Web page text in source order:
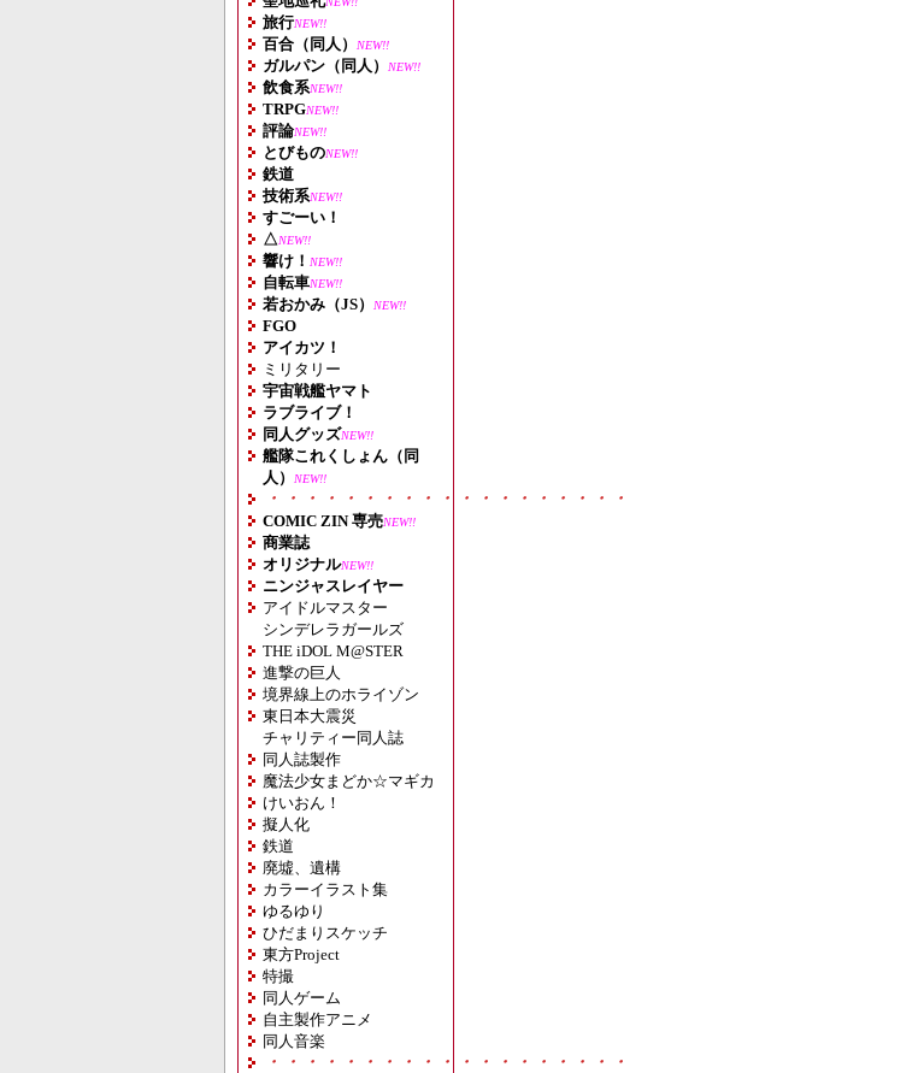
旅行NEW!!
百合（同人） NEW!!
ガルパン（同人） NEW!!
飲食系NEW!!
TRPGNEW!!
評論NEW!!
とびものNEW!!
鉄道
技術系NEW!!
すごーい！
△NEW!!
響け！ NEW!!
自転車NEW!!
若おかみ（JS） NEW!!
FGO
アイカツ！
ミリタリー
宇宙戦艦ヤマト
ラブライブ！
同人グッズNEW!!
艦隊これくしょん（同
人）
NEW!!
・・・・・・・・・・・・・・・・・・・
COMIC ZIN 専売NEW!!
商業誌
オリジナルNEW!!
ニンジャスレイヤー
アイドルマスター
シンデレラガールズ
THE iDOL M@STER
進撃の巨人
境界線上のホライゾン
東日本大震災
チャリティー同人誌
同人誌製作
魔法少女まどか☆マギカ
けいおん！
擬人化
鉄道
廃墟、遺構
カラーイラスト集
ゆるゆり
ひだまりスケッチ
東方Project
特撮
同人ゲーム
自主製作アニメ
同人音楽
・・・・・・・・・・・・・・・・・・・